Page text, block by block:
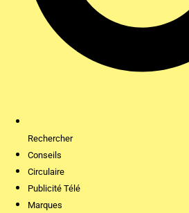
Rechercher
Conseils
Circulaire
Publicité Télé
Marques